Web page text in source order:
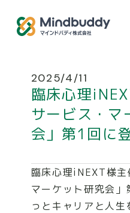
カウンセラー登録希
SERVICE
2025/4/11
臨床心理
サービス・マ
会」第1回に
臨床心理iNEXT様主
マーケット研究会
っとキャリアと人